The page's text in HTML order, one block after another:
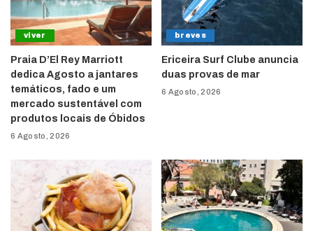
viver
Praia D’El Rey Marriott
dedica Agosto a jantares
temáticos, fado e um
mercado sustentável com
produtos locais de Óbidos
6 Agosto, 2026
breves
Ericeira Surf Clube anuncia
duas provas de mar
6 Agosto, 2026